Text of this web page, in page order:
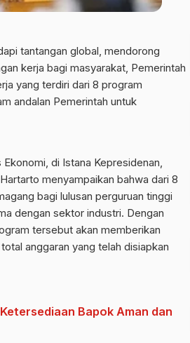
tantangan global, mendorong
kerja bagi masyarakat, Pemerintah
yang terdiri dari 8 program
andalan Pemerintah untuk
di Istana Kepresidenan,
menyampaikan bahwa dari 8
bagi lulusan perguruan tinggi
dengan sektor industri. Dengan
tersebut akan memberikan
anggaran yang telah disiapkan
Bapok Aman dan